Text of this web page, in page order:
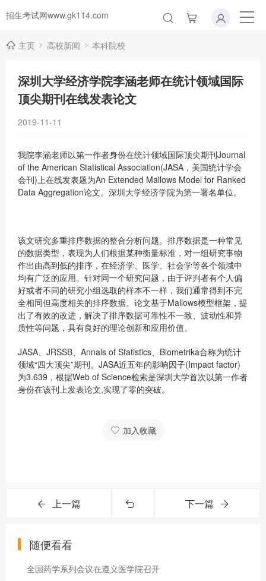
招生考试网www.gk114.com
主页 高校新闻 本科院校
深圳大学经济学院李涵老师在统计领域国际
顶尖期刊在线发表论文
2019-11-11
我院李涵老师以第一作者身份在统计领域国际顶尖期刊Journal
of the American Statistical Association(JASA，美国统计学会
会刊)上在线发表题为An Extended Mallows Model for Ranked
Data Aggregation论文。深圳大学经济学院为第一署名单位。
该文研究多重排序数据的整合分析问题。排序数据是一种常见
的数据类型，表现为人们根据某种衡量标准，对一组研究事物
作出由高到低的排序，在经济学、医学、社会学等各个领域中
均有广泛的应用。针对同一个研究问题，由于评判者有个人偏
好或者不同的研究小组选取的样本不一样，我们通常得到不完
全相同但高度相关的排序数据。论文基于Mallows模型框架，提
出了有效的改进，解决了排序数据可靠性不一致、波动性和异
质性等问题，具有良好的理论创新和应用价值。
JASA、JRSSB、Annals of Statistics、Biometrika合称为统计
领域“四大顶尖”期刊。JASA近五年的影响因子(Impact factor)
为3.639，根据Web of Science检索是深圳大学首次以第一作者
身份在该刊上发表论文,实现了零的突破。
加入收藏
上一篇 下一篇
随便看看
全国药学系列会议在遵义医学院召开